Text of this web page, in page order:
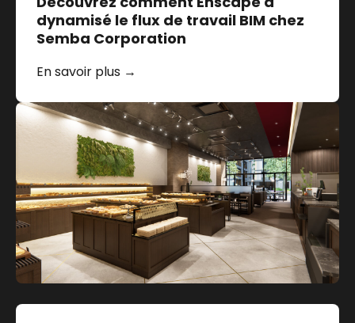
dynamisé le flux de travail BIM chez
Semba Corporation
En savoir plus →